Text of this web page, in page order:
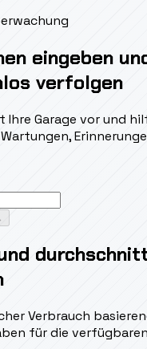
eingeben
verfolgen
Ihre Garage vor und
Verbrauch
für die